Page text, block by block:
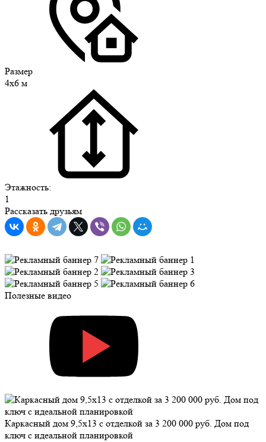
Размер
4х6 м
Этажность:
1
Рассказать друзьям
Полезные видео
Каркасный дом 9,5х13 с отделкой за 3 200 000 руб. Дом под
ключ с идеальной планировкой